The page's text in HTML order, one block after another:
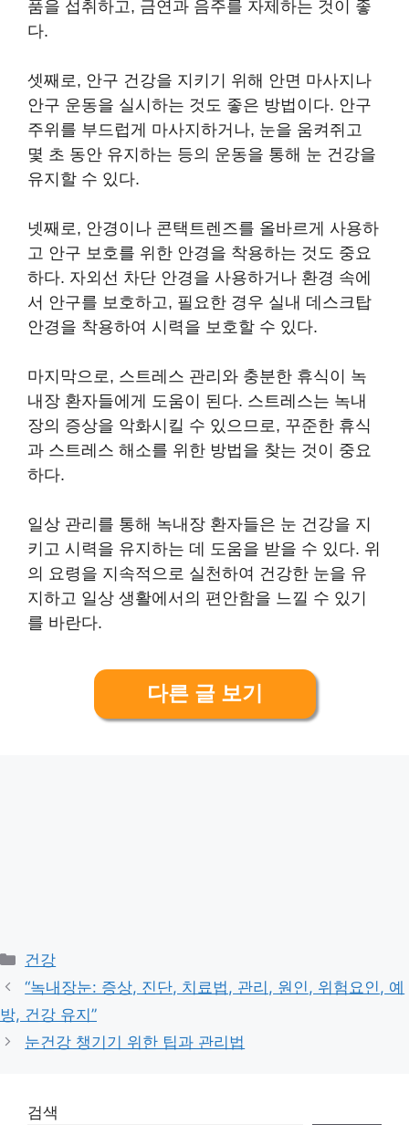
품을 섭취하고, 금연과 음주를 자제하는 것이 좋
다.
셋째로, 안구 건강을 지키기 위해 안면 마사지나
안구 운동을 실시하는 것도 좋은 방법이다. 안구
주위를 부드럽게 마사지하거나, 눈을 움켜쥐고
몇 초 동안 유지하는 등의 운동을 통해 눈 건강을
유지할 수 있다.
넷째로, 안경이나 콘택트렌즈를 올바르게 사용하
고 안구 보호를 위한 안경을 착용하는 것도 중요
하다. 자외선 차단 안경을 사용하거나 환경 속에
서 안구를 보호하고, 필요한 경우 실내 데스크탑
안경을 착용하여 시력을 보호할 수 있다.
마지막으로, 스트레스 관리와 충분한 휴식이 녹
내장 환자들에게 도움이 된다. 스트레스는 녹내
장의 증상을 악화시킬 수 있으므로, 꾸준한 휴식
과 스트레스 해소를 위한 방법을 찾는 것이 중요
하다.
일상 관리를 통해 녹내장 환자들은 눈 건강을 지
키고 시력을 유지하는 데 도움을 받을 수 있다. 위
의 요령을 지속적으로 실천하여 건강한 눈을 유
지하고 일상 생활에서의 편안함을 느낄 수 있기
를 바란다.
다른 글 보기
Categories
건강
“녹내장눈: 증상, 진단, 치료법, 관리, 원인, 위험요인, 예
방, 건강 유지”
눈건강 챙기기 위한 팁과 관리법
검색